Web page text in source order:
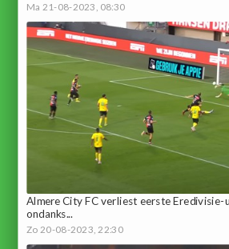
Ma 21-08-2023, 08:30
Almere City FC verliest eerste
ondanks...
Zo 20-08-2023, 22:30